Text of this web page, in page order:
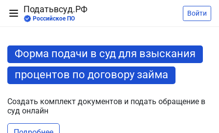
Податьвсуд.РФ
Российское ПО
Войти
Форма подачи в суд для взыскания
процентов по договору займа
Создать комплект документов и подать обращение в
суд онлайн